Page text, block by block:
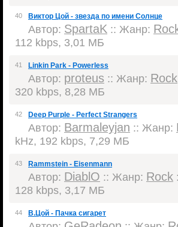
40 Виктор Цой - звезда по имени Солнце
Автор: SpartaK :: Жанр:
112 kbps, 3,01 МБ
41 Linkin Park - Powerless
Автор: proteus :: Жанр: Rock
320 kbps, 8,28 МБ
42 Deep Purple - Perfect Strangers
Автор: Barmaleyjan :: Жанр:
kHz, 192 kbps, 7,29 МБ
43 Rammstein - Eisenmann
Автор: DiablO :: Жанр: Rock
128 kbps, 3,17 МБ
44 В.Цой - Пачка сигарет